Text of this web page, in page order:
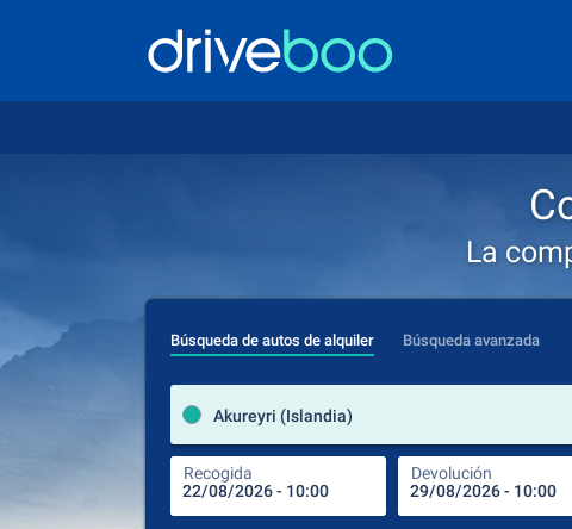
La
Búsqueda de autos de alquiler Búsqueda avanzada
Akureyri (Islandia)
Recogida Devolución